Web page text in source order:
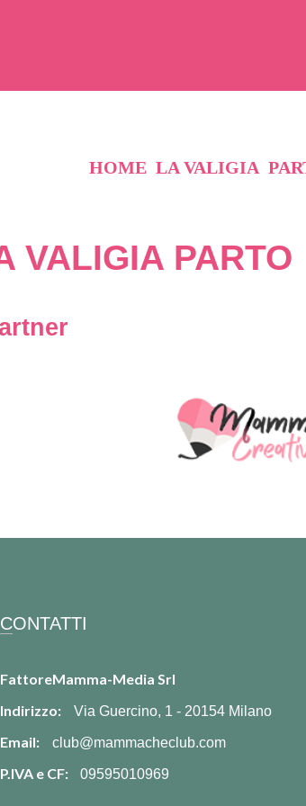
HOME LA VALIGIA
VALIGIA PARTO
CONTATTI
FattoreMamma-Media Srl
Indirizzo:
Via Guercino, 1 - 20154 Milano
Email: club@mammacheclub.com
P.IVA e CF: 09595010969